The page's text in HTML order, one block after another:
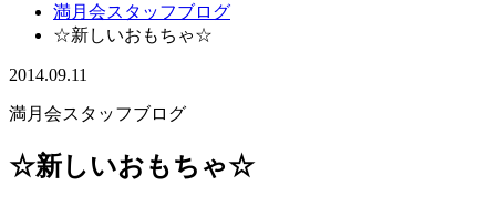
満月会スタッフブログ
☆新しいおもちゃ☆
2014.09.11
満月会スタッフブログ
☆新しいおもちゃ☆